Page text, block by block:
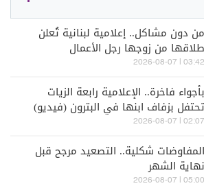
من دون مشاكل.. إعلامية لبنانية تُعلن
طلاقها من زوجها رجل الأعمال
03:42 | 2026-08-07
بأجواء فاخرة.. الإعلامية رابعة الزيات
تحتفل بزفاف ابنها في البترون (فيديو)
02:07 | 2026-08-07
المفاوضات شكلية.. التصعيد مرجح قبل
نهاية الشهر
05:00 | 2026-08-07